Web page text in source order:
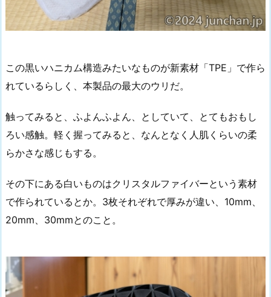
この黒いハニカム構造みたいなものが新素材「TPE」で作ら
れているらしく、本製品の最大のウリだ。
触ってみると、ふよんふよん、としていて、とてもおもし
ろい感触。軽く握ってみると、なんとなく人肌くらいの柔
らかさな感じもする。
その下にある白いものはクリスタルファイバーという素材
で作られているとか。3枚それぞれで厚みが違い、10mm、
20mm、30mmとのこと。